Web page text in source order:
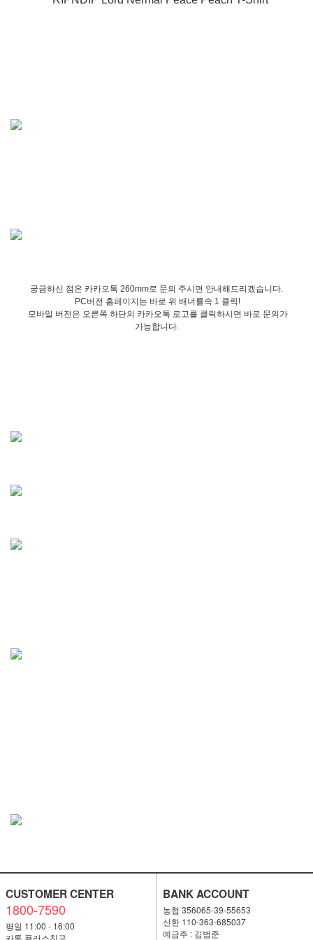
궁금하신 점은 카카오톡 260mm로 문의 주시면 안내해드리겠습니다.
PC버전 홈페이지는 바로 위 배너를속 1 클릭!
모바일 버전은 오른쪽 하단의 카카오톡 로고를 클릭하시면 바로 문의가
가능합니다.
CUSTOMER CENTER
1800-7590
평일 11:00 - 16:00
카톡 플러스친구
BANK ACCOUNT
농협 356065-39-55653
신한 110-363-685037
예금주 : 김범준